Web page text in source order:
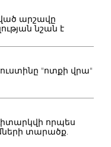
արշավը
նշան է
"ոտքի վրա"
որպես
տարածք.